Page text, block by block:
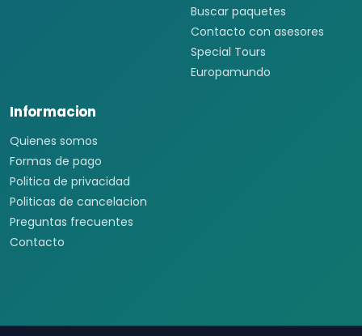
Buscar paquetes
Contacto con asesores
Special Tours
Europamundo
Informacion
Quienes somos
Formas de pago
Politica de privacidad
Politicas de cancelacion
Preguntas frecuentes
Contacto